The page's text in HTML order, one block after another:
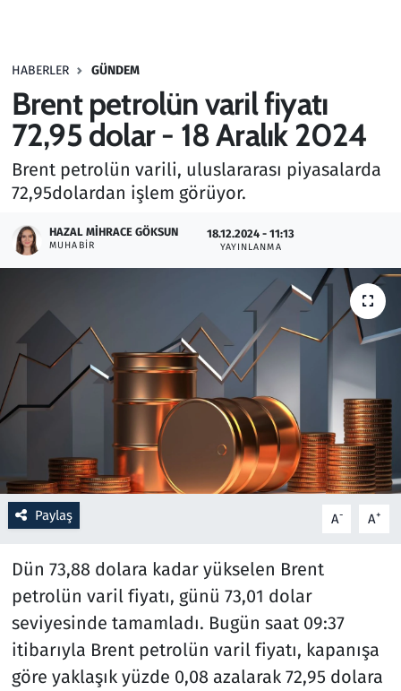
HABERLER GÜNDEM
Brent petrolün varil fiyatı
72,95 dolar - 18 Aralık 2024
Brent petrolün varili, uluslararası piyasalarda
72,95​​​dolardan işlem görüyor.
HAZAL MIHRACE GÖKSUN
MUHABIR
18.12.2024 - 11:13
YAYINLANMA
Paylaş A- A+
Dün 73,88 dolara kadar yükselen Brent
petrolün varil fiyatı, günü 73,01 dolar
seviyesinde tamamladı. Bugün saat 09:37
itibarıyla Brent petrolün varil fiyatı, kapanışa
göre yaklaşık yüzde 0,08 azalarak 72,95 dolara
Haber
Kültür Sanat
Kurumsal Haberler
Oyun
Ramazan
Resmi İlanlar
Rüya Tabirleri
Sağlık
Savunma Sanayi
Seçim 2023
Spor